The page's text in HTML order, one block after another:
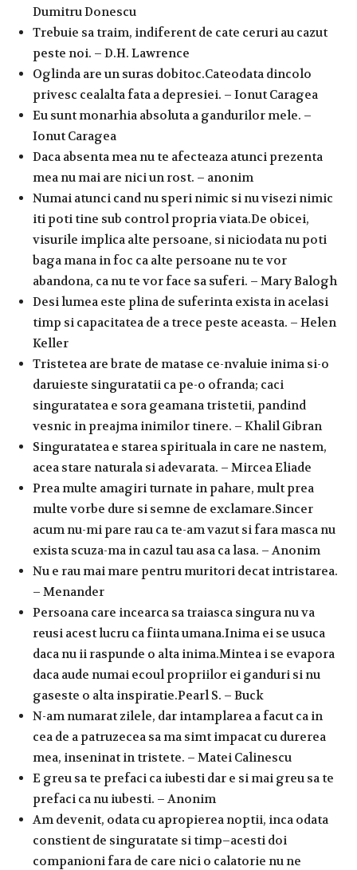
Dumitru Donescu
Trebuie sa traim, indiferent de cate ceruri au cazut
peste noi. – D.H. Lawrence
Oglinda are un suras dobitoc.Cateodata dincolo
privesc cealalta fata a depresiei. – Ionut Caragea
Eu sunt monarhia absoluta a gandurilor mele. –
Ionut Caragea
Daca absenta mea nu te afecteaza atunci prezenta
mea nu mai are nici un rost. – anonim
Numai atunci cand nu speri nimic si nu visezi nimic
iti poti tine sub control propria viata.De obicei,
visurile implica alte persoane, si niciodata nu poti
baga mana in foc ca alte persoane nu te vor
abandona, ca nu te vor face sa suferi. – Mary Balogh
Desi lumea este plina de suferinta exista in acelasi
timp si capacitatea de a trece peste aceasta. – Helen
Keller
Tristetea are brate de matase ce-nvaluie inima si-o
daruieste singuratatii ca pe-o ofranda; caci
singuratatea e sora geamana tristetii, pandind
vesnic in preajma inimilor tinere. – Khalil Gibran
Singuratatea e starea spirituala in care ne nastem,
acea stare naturala si adevarata. – Mircea Eliade
Prea multe amagiri turnate in pahare, mult prea
multe vorbe dure si semne de exclamare.Sincer
acum nu-mi pare rau ca te-am vazut si fara masca nu
exista scuza-ma in cazul tau asa ca lasa. – Anonim
Nu e rau mai mare pentru muritori decat intristarea.
– Menander
Persoana care incearca sa traiasca singura nu va
reusi acest lucru ca fiinta umana.Inima ei se usuca
daca nu ii raspunde o alta inima.Mintea i se evapora
daca aude numai ecoul propriilor ei ganduri si nu
gaseste o alta inspiratie.Pearl S. – Buck
N-am numarat zilele, dar intamplarea a facut ca in
cea de a patruzecea sa ma simt impacat cu durerea
mea, inseninat in tristete. – Matei Calinescu
E greu sa te prefaci ca iubesti dar e si mai greu sa te
prefaci ca nu iubesti. – Anonim
Am devenit, odata cu apropierea noptii, inca odata
constient de singuratate si timp–acesti doi
companioni fara de care nici o calatorie nu ne